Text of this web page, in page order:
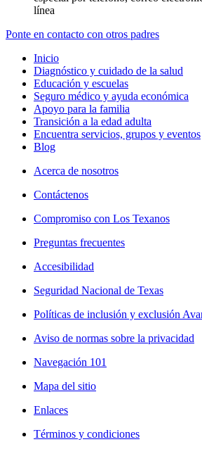
línea
Ponte en contacto con otros padres
Inicio
Diagnóstico y cuidado de la salud
Educación y escuelas
Seguro médico y ayuda económica
Apoyo para la familia
Transición a la edad adulta
Encuentra servicios, grupos y eventos
Blog
Acerca de nosotros
Contáctenos
Compromiso con Los Texanos
Preguntas frecuentes
Accesibilidad
Seguridad Nacional de Texas
Políticas de inclusión y exclusión
Aviso de normas sobre la privacidad
Navegación 101
Mapa del sitio
Enlaces
Términos y condiciones